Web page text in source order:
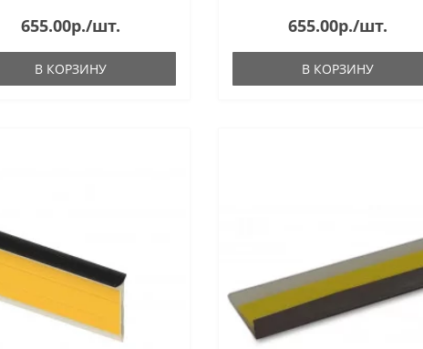
слой и специальную риску
ширины...
655.00р./шт.
В КОРЗИНУ
клеевой слой и специальную риску
для уменьшения ширины...
655.00р./шт.
В КОРЗИНУ